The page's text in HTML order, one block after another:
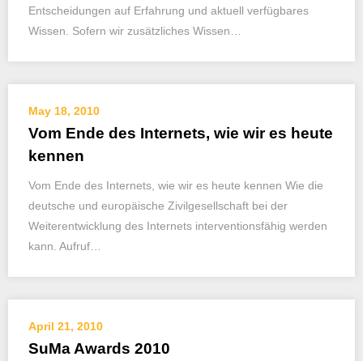
Entscheidungen auf Erfahrung und aktuell verfügbares
Wissen. Sofern wir zusätzliches Wissen…
May 18, 2010
Vom Ende des Internets, wie wir es heute
kennen
Vom Ende des Internets, wie wir es heute kennen Wie die
deutsche und europäische Zivilgesellschaft bei der
Weiterentwicklung des Internets interventionsfähig werden
kann. Aufruf…
April 21, 2010
SuMa Awards 2010